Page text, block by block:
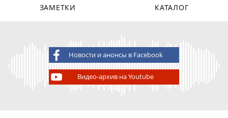
ЗАМЕТКИ
КАТАЛОГ
Новости и анонсы в Facebook
Видео-архив на Youtube